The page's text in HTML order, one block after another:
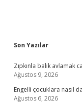
Sidebar
Son Yazılar
Zıpkınla balık avlamak
Ağustos 9, 2026
Engelli çocuklara nasıl
Ağustos 6, 2026